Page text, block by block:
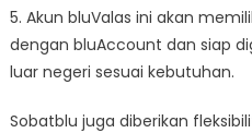
5. Akun bluValas ini akan
dengan bluAccount dan siap
luar negeri sesuai kebutuhan.
Sobatblu juga diberikan